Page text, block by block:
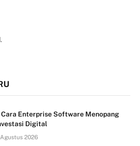
Enterprise Software Menopang
Digital
2026